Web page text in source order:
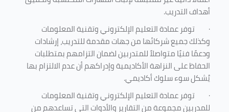
أهداف التدريب.
· توفر عمادة التعليم الإلكتروني وتقنية المعلومات
وكذلك جميع شركائها من جهات مقدمة للتدريب، إرشادات
ودعمًا فنيًا متواصلاً للمتدربين لضمان التزامهم بمتطلبات
الحفاظ على النزاهة الأكاديمية وإدراكهم أن عدم الالتزام بها
يُشكل سوء سلوك أكاديمي.
· توفر عمادة التعليم الإلكتروني وتقنية المعلومات
للمدربين مجموعة من التقارير والأدوات التي تساعدهم من